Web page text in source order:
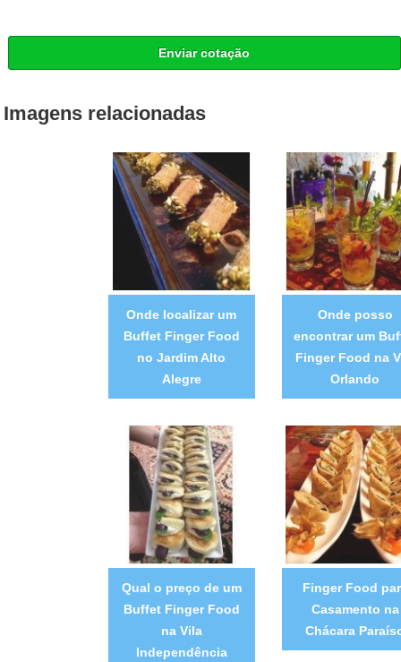
Enviar cotação
Imagens relacionadas
Onde localizar um
Buffet Finger Food
no Jardim Alto
Alegre
Onde posso
encontrar um
Finger Food na
Orlando
Qual o preço de um
Buffet Finger Food
na Vila
Independência
Finger Food
Casamento na
Chácara